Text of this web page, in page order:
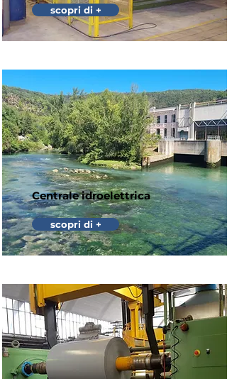
scopri di +
Centrale idroelettrica
scopri di +